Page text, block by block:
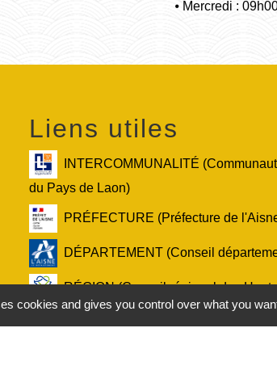
⦁ Mercredi :
Liens utiles
INTERCOMMUNALITÉ
du Pays de Laon)
PRÉFECTURE (Préfecture de
DÉPARTEMENT (Conseil
RÉGION (Conseil régional des
cookies and gives you control over what you